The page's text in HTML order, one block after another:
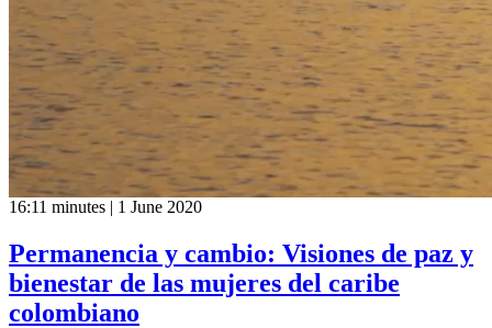
16:11 minutes | 1 June 2020
Permanencia y cambio: Visiones de paz y
bienestar de las mujeres del caribe
colombiano